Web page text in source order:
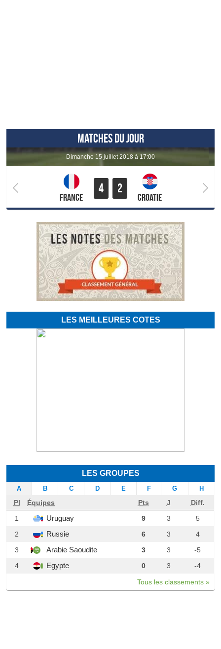
MATCHES DU JOUR
dimanche 15 juillet 2018 à 17:00
France
4 2
Croatie
LES MEILLEURES COTES
LES GROUPES
A B C D E F G H
Pl Équipes Pts J
Diff.
1
Uruguay 9 3
5
2
Russie 6 3
4
3
Arabie Saoudite 3 3
-5
4
Egypte 0 3 -4
Tous les classements »